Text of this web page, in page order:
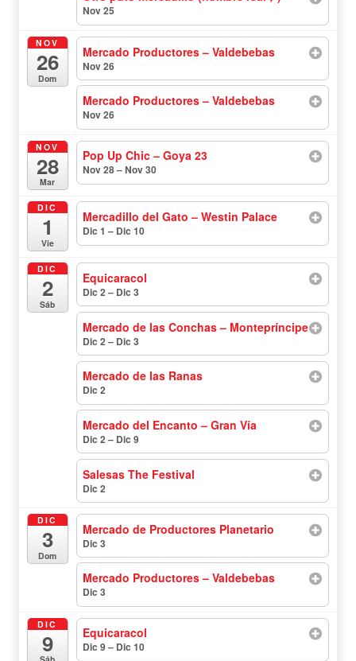
Nov 25
NOV
26
Dom
Mercado Productores – Valdebebas
Nov 26
Mercado Productores – Valdebebas
Nov 26
NOV
28
Mar
Pop Up Chic – Goya 23
Nov 28 – Nov 30
DIC
1
Vie
Mercadillo del Gato – Westin Palace
Dic 1 – Dic 10
DIC
2
Sáb
Equicaracol
Dic 2 – Dic 3
Mercado de las Conchas – Montepríncipe
Dic 2 – Dic 3
Mercado de las Ranas
Dic 2
Mercado del Encanto – Gran Vía
Dic 2 – Dic 9
Salesas The Festival
Dic 2
DIC
3
Dom
Mercado de Productores Planetario
Dic 3
Mercado Productores – Valdebebas
Dic 3
DIC
9 Equicaracol
Dic 9 – Dic 10